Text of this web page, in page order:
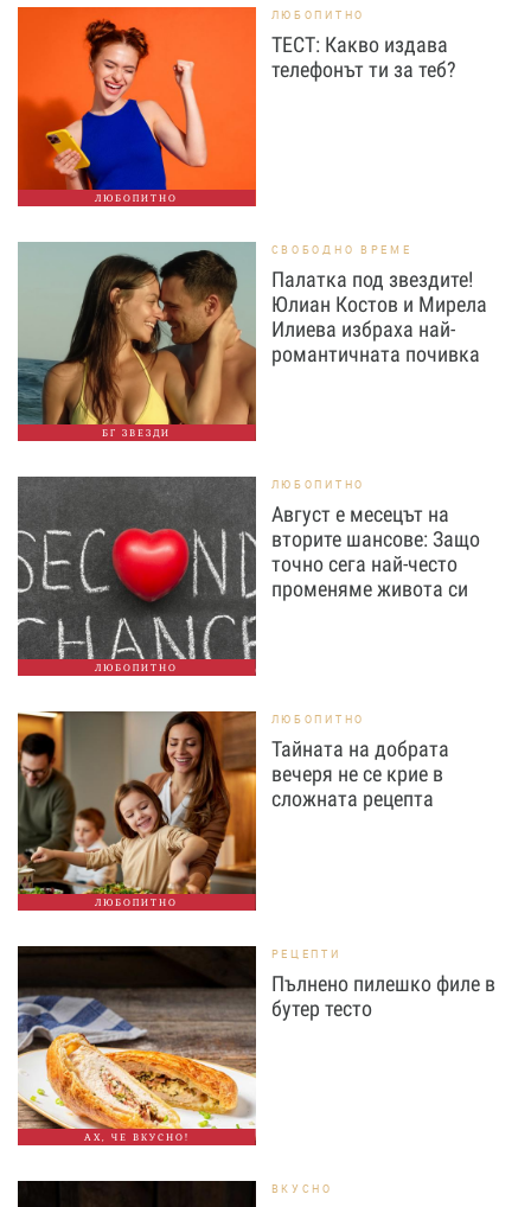
ЛЮБОПИТНО
ЛЮБОПИТНО
ТЕСТ: Какво издава
телефонът ти за теб?
БГ ЗВЕЗДИ
СВОБОДНО ВРЕМЕ
Палатка под звездите!
Юлиан Костов и Мирела
Илиева избраха най-
романтичната почивка
ЛЮБОПИТНО
ЛЮБОПИТНО
Август е месецът на
вторите шансове: Защо
точно сега най-често
променяме живота си
ЛЮБОПИТНО
ЛЮБОПИТНО
Тайната на добрата
вечеря не се крие в
сложната рецепта
АХ, ЧЕ ВКУСНО!
РЕЦЕПТИ
Пълнено пилешко филе в
бутер тесто
ВКУСНО